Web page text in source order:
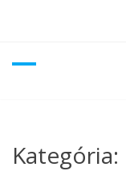
Kategória: